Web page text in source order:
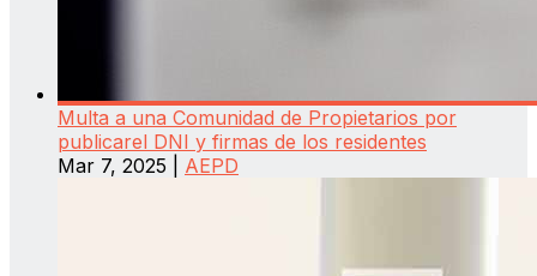
Multa a una Comunidad de Propietarios por
publicarel DNI y firmas de los residentes
Mar 7, 2025
AEPD